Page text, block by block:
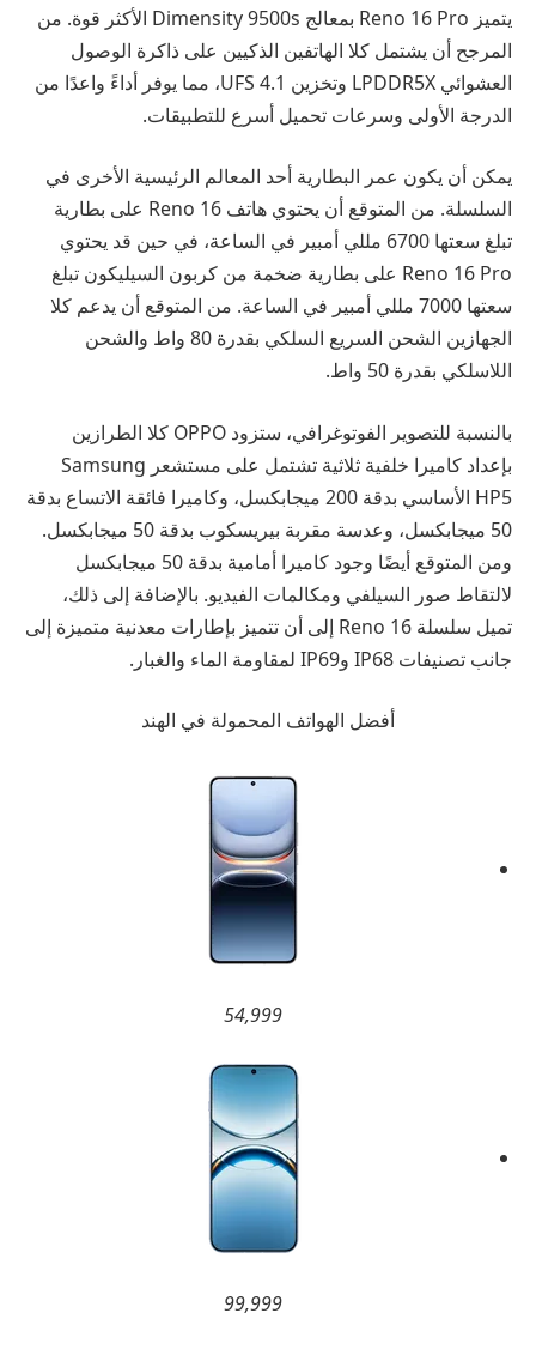
يتميز Reno 16 Pro بمعالج Dimensity 9500s الأكثر قوة. من
المرجح أن يشتمل كلا الهاتفين الذكيين على ذاكرة الوصول
العشوائي LPDDR5X وتخزين UFS 4.1، مما يوفر أداءً واعدًا من
الدرجة الأولى وسرعات تحميل أسرع للتطبيقات.
يمكن أن يكون عمر البطارية أحد المعالم الرئيسية الأخرى في
السلسلة. من المتوقع أن يحتوي هاتف Reno 16 على بطارية
تبلغ سعتها 6700 مللي أمبير في الساعة، في حين قد يحتوي
Reno 16 Pro على بطارية ضخمة من كربون السيليكون تبلغ
سعتها 7000 مللي أمبير في الساعة. من المتوقع أن يدعم كلا
الجهازين الشحن السريع السلكي بقدرة 80 واط والشحن
اللاسلكي بقدرة 50 واط.
بالنسبة للتصوير الفوتوغرافي، ستزود OPPO كلا الطرازين
بإعداد كاميرا خلفية ثلاثية تشتمل على مستشعر Samsung
HP5 الأساسي بدقة 200 ميجابكسل، وكاميرا فائقة الاتساع بدقة
50 ميجابكسل، وعدسة مقربة بيريسكوب بدقة 50 ميجابكسل.
ومن المتوقع أيضًا وجود كاميرا أمامية بدقة 50 ميجابكسل
لالتقاط صور السيلفي ومكالمات الفيديو. بالإضافة إلى ذلك،
تميل سلسلة Reno 16 إلى أن تتميز بإطارات معدنية متميزة إلى
جانب تصنيفات IP68 وIP69 لمقاومة الماء والغبار.
أفضل الهواتف المحمولة في الهند
54,999
99,999